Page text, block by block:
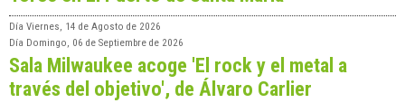
Día Viernes, 14 de Agosto de 2026
Día Domingo, 06 de Septiembre de 2026
Sala Milwaukee acoge 'El rock y el metal a
través del objetivo', de Álvaro Carlier